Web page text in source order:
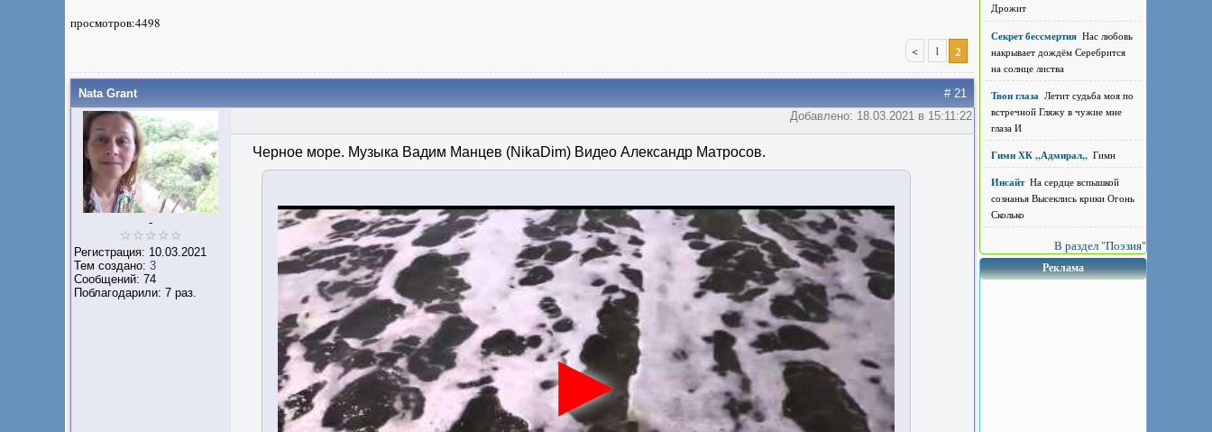
просмотров:4498
<
1 2
Nata Grant # 21
-
Регистрация: 10.03.2021
Тем создано: 3
Сообщений: 74
Поблагодарили: 7 раз.
Добавлено: 18.03.2021 в 15:11:22
Черное море. Музыка Вадим Манцев (NikaDim) Видео Александр Матросов.
Дрожит
Секрет бессмертия Нас любовь
накрывает дождём Серебрится
на солнце листва
Твои глаза Летит судьба моя по
встречной Гляжу в чужие мне
глаза И
Гимн ХК ,,Адмирал,, Гимн
Инсайт На сердце вспышкой
сознанья Высеклись крики Огонь
Сколько
В раздел "Поэзия"
Реклама